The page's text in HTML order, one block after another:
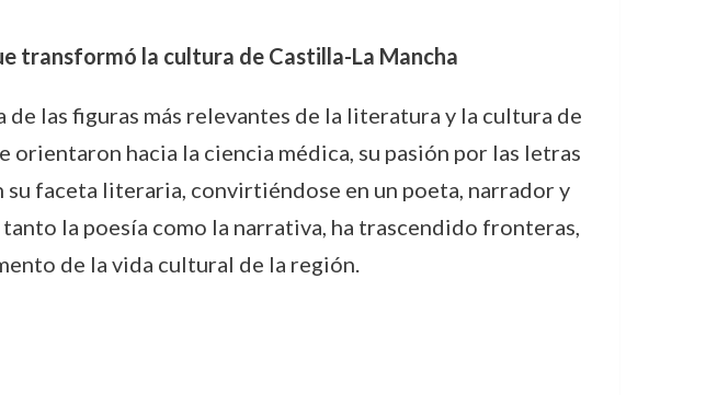
transformó la cultura de Castilla-La Mancha
de las figuras más relevantes de la literatura y la cultura de
hacia la ciencia médica, su pasión por las letras
faceta literaria, convirtiéndose en un poeta, narrador y
la poesía como la narrativa, ha trascendido fronteras,
de la vida cultural de la región.